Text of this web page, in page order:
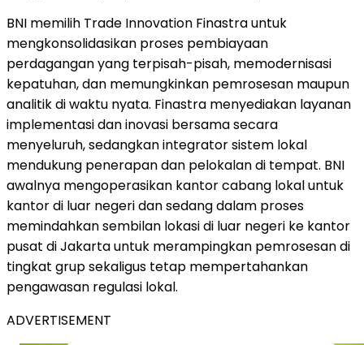
BNI memilih Trade Innovation Finastra untuk
mengkonsolidasikan proses pembiayaan
perdagangan yang terpisah-pisah, memodernisasi
kepatuhan, dan memungkinkan pemrosesan maupun
analitik di waktu nyata. Finastra menyediakan layanan
implementasi dan inovasi bersama secara
menyeluruh, sedangkan integrator sistem lokal
mendukung penerapan dan pelokalan di tempat. BNI
awalnya mengoperasikan kantor cabang lokal untuk
kantor di luar negeri dan sedang dalam proses
memindahkan sembilan lokasi di luar negeri ke kantor
pusat di Jakarta untuk merampingkan pemrosesan di
tingkat grup sekaligus tetap mempertahankan
pengawasan regulasi lokal.
ADVERTISEMENT